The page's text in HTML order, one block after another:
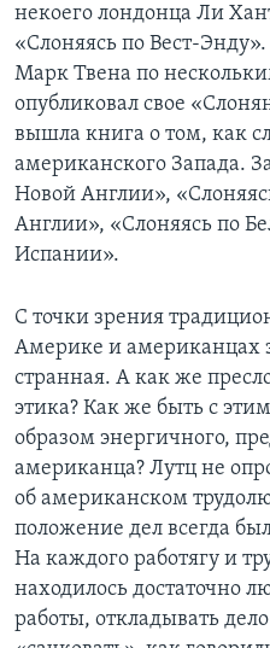
некоего лондонца Ли
«Слоняясь по Вест-
Марк Твена по
опубликовал свое
вышла книга о том, как
американского Запада.
Новой Англии»,
Англии», «Слоняясь по
Испании».
С точки зрения
Америке и американцах
странная. А как же
этика? Как же быть с
образом энергичного,
американца? Лутц не
об американском
положение дел всегда
На каждого работягу и
находилось достаточно
работы, откладывать